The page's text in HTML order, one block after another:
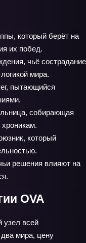
который берёт на
их побед.
чьё сострадание
мира.
пытающийся
собирающая
который
решения влияют на
OVA
узел всей
два мира, цену